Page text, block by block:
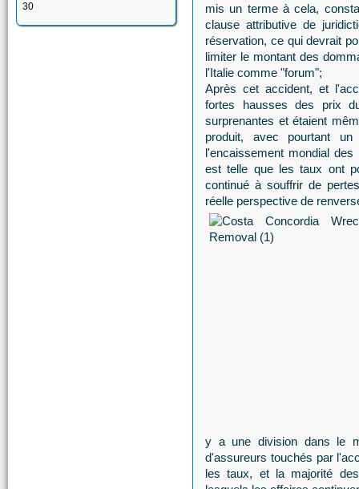
30
mis un terme à cela,
clause attributive de
réservation, ce qui devrait
limiter le montant des
l'Italie comme "forum";
Après cet accident, et
fortes hausses des prix
surprenantes et étaient
produit, avec pourtant
l'encaissement mondial
est telle que les taux ont
continué à souffrir de
réelle perspective de
y a une division dans le
d'assureurs touchés par
les taux, et la majorité